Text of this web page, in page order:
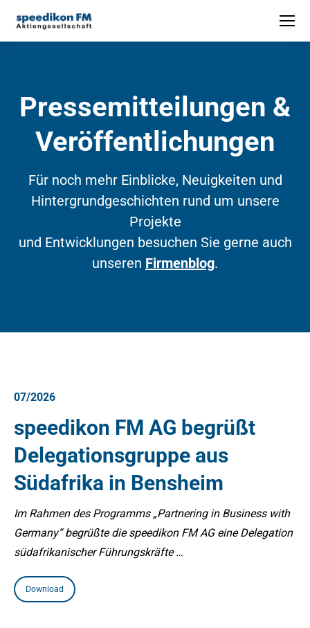
Pressemitteilungen &
Veröffentlichungen
Für noch mehr Einblicke, Neuigkeiten und
Hintergrundgeschichten rund um unsere
Projekte
und Entwicklungen besuchen Sie gerne auch
unseren Firmenblog.
07/2026
speedikon FM AG begrüßt
Delegationsgruppe aus
Südafrika in Bensheim
Im Rahmen des Programms „Partnering in Business with
Germany“ begrüßte die speedikon FM AG eine Delegation
südafrikanischer Führungskräfte …
Download